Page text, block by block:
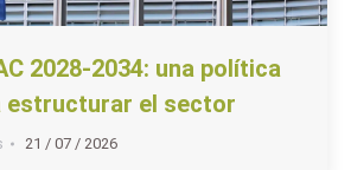
2028-2034: una política
estructurar el sector
21 / 07 / 2026